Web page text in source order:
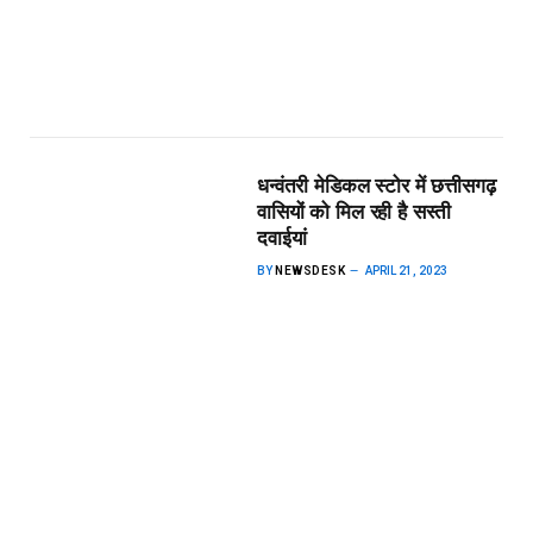
धन्वंतरी मेडिकल स्टोर में छत्तीसगढ़
वासियों को मिल रही है सस्ती
दवाईयां
BY NEWSDESK APRIL 21, 2023